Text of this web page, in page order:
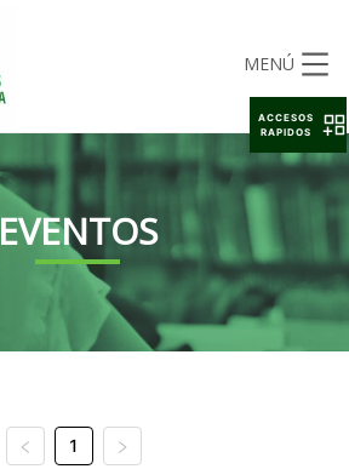
MENÚ
EVENTOS
1
ACCESOS
RAPIDOS